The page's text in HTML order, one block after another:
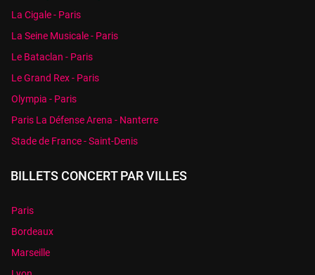
La Cigale - Paris
La Seine Musicale - Paris
Le Bataclan - Paris
Le Grand Rex - Paris
Olympia - Paris
Paris La Défense Arena - Nanterre
Stade de France - Saint-Denis
BILLETS CONCERT PAR VILLES
Paris
Bordeaux
Marseille